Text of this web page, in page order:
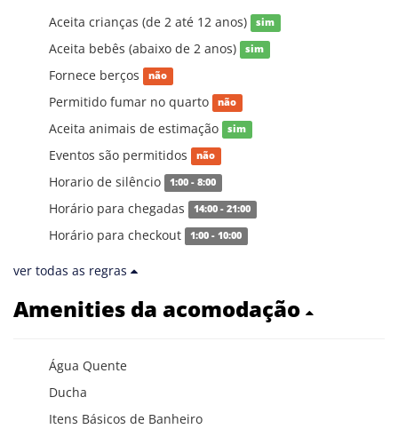
Aceita crianças (de 2 até 12 anos) sim
Aceita bebês (abaixo de 2 anos) sim
Fornece berços não
Permitido fumar no quarto não
Aceita animais de estimação sim
Eventos são permitidos não
Horario de silêncio 1:00 - 8:00
Horário para chegadas 14:00 - 21:00
Horário para checkout 1:00 - 10:00
ver todas as regras
Amenities da acomodação
Água Quente
Ducha
Itens Básicos de Banheiro